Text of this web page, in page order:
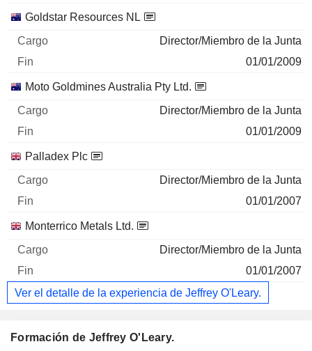
Goldstar Resources NL
Director/Miembro de la Junta
01/01/2009
Moto Goldmines Australia Pty Ltd.
Director/Miembro de la Junta
01/01/2009
Palladex Plc
Director/Miembro de la Junta
01/01/2007
Monterrico Metals Ltd.
Director/Miembro de la Junta
01/01/2007
Ver el detalle de la experiencia de Jeffrey O'Leary.
Formación de Jeffrey O'Leary.